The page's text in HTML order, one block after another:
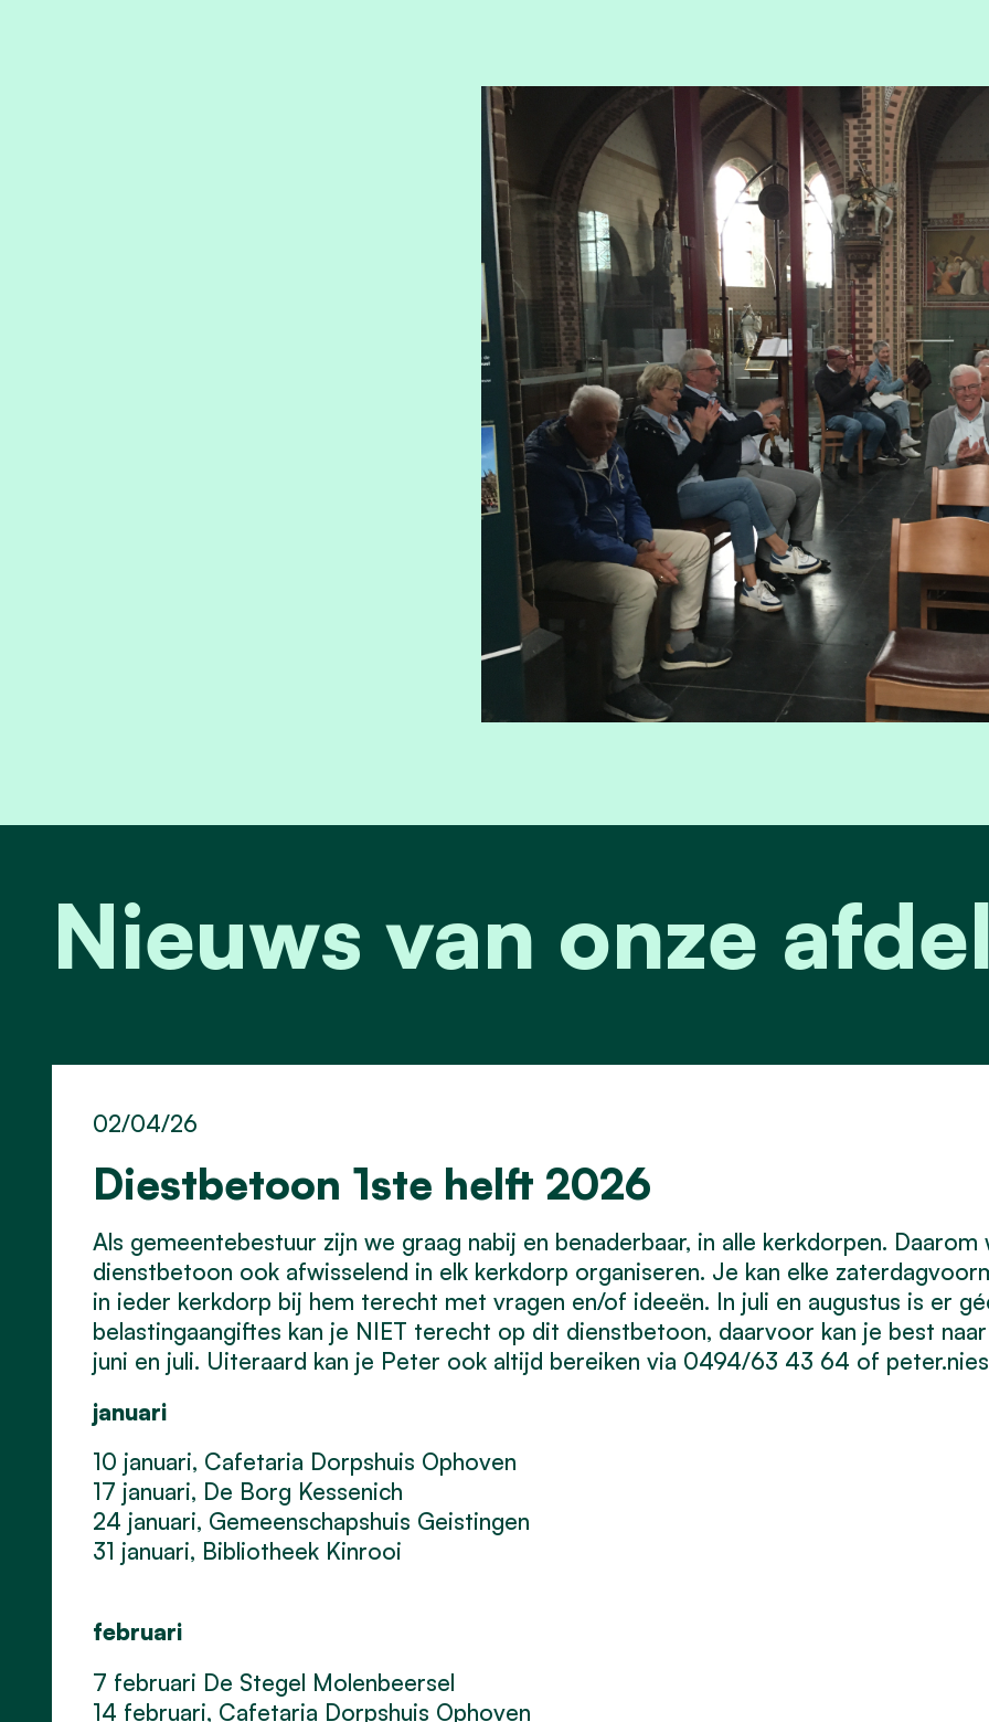
Nieuws van onze
Diestbetoon 1ste helft 2026
02/04/26
Als gemeentebestuur zijn we graag nabij en benaderbaar, in alle kerkdorpen.
dienstbetoon ook afwisselend in elk kerkdorp organiseren. Je kan elke
in ieder kerkdorp bij hem terecht met vragen en/of ideeën. In juli en augustus is er
belastingaangiftes kan je NIET terecht op dit dienstbetoon, daarvoor kan je best
juni en juli. Uiteraard kan je Peter ook altijd bereiken via 0494/63 43 64 of
januari
10 januari, Cafetaria Dorpshuis Ophoven
17 januari, De Borg Kessenich
24 januari, Gemeenschapshuis Geistingen
31 januari, Bibliotheek Kinrooi
februari
7 februari De Stegel Molenbeersel
14 februari, Cafetaria Dorpshuis Ophoven